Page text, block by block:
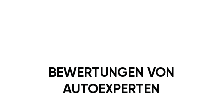
BEWERTUNGEN VON
AUTOEXPERTEN